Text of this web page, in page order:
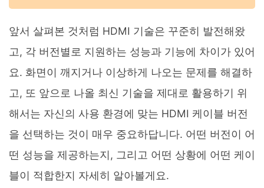
앞서 살펴본 것처럼 HDMI 기술은 꾸준히 발전해왔
고, 각 버전별로 지원하는 성능과 기능에 차이가 있어
요. 화면이 깨지거나 이상하게 나오는 문제를 해결하
고, 또 앞으로 나올 최신 기술을 제대로 활용하기 위
해서는 자신의 사용 환경에 맞는 HDMI 케이블 버전
을 선택하는 것이 매우 중요하답니다. 어떤 버전이 어
떤 성능을 제공하는지, 그리고 어떤 상황에 어떤 케이
블이 적합한지 자세히 알아볼게요.